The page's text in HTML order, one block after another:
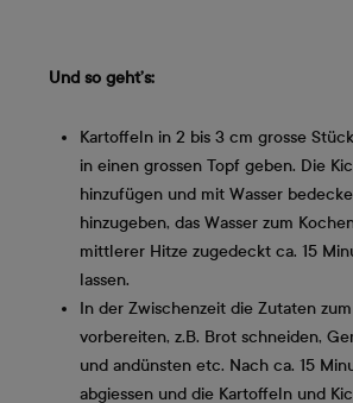
Und so geht’s:
Kartoffeln in 2 bis 3 cm grosse
in einen grossen Topf geben. Die
hinzufügen und mit Wasser
hinzugeben, das Wasser zum
mittlerer Hitze zugedeckt ca. 15
lassen.
In der Zwischenzeit die Zutaten
vorbereiten, z.B. Brot schneiden,
und andünsten etc. Nach ca. 15
abgiessen und die Kartoffeln und